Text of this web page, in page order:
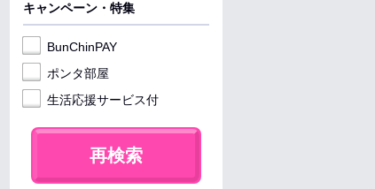
キャンペーン・特集
BunChinPAY
ポンタ部屋
生活応援サービス付
再検索